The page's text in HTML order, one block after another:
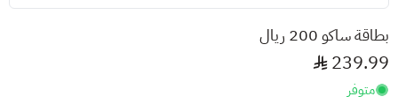
بطاقة ساكو 200 ريال
239.99
متوفر